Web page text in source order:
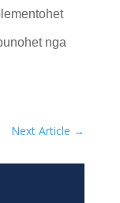
nga
Next Article →